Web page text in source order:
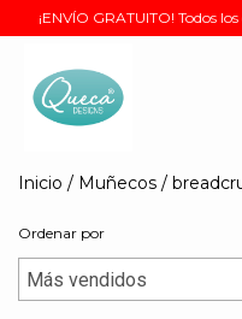
¡ENVÍO GRATUITO! Todos
Inicio / Muñecos /
Ordenar por